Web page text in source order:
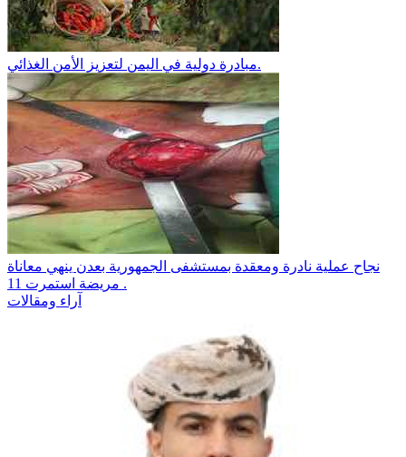
مبادرة دولية في اليمن لتعزيز الأمن الغذائي.
نجاح عملية نادرة ومعقدة بمستشفى الجمهورية بعدن ينهي معاناة
مريضة استمرت 11 .
آراء ومقالات